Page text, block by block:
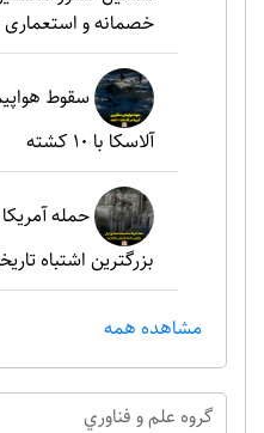
خصمانه و
سقوط
آلاسکا با ۱۰ کشته
حمله
بزرگترین اشتباه
مشاهده همه
گروه علم و فناوري